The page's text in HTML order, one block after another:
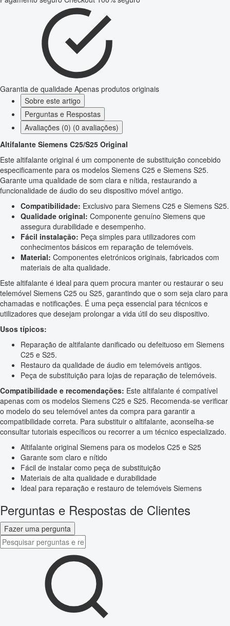
Garantia de qualidade Apenas produtos originais
Sobre este artigo
Perguntas e Respostas
Avaliações (0) (0 avaliações)
Altifalante Siemens C25/S25 Original
Este altifalante original é um componente de substituição concebido
especificamente para os modelos Siemens C25 e Siemens S25.
Garante uma qualidade de som clara e nítida, restaurando a
funcionalidade de áudio do seu dispositivo móvel antigo.
Compatibilidade: Exclusivo para Siemens C25 e Siemens S25.
Qualidade original: Componente genuíno Siemens que
assegura durabilidade e desempenho.
Fácil instalação: Peça simples para utilizadores com
conhecimentos básicos em reparação de telemóveis.
Material: Componentes eletrónicos originais, fabricados com
materiais de alta qualidade.
Este altifalante é ideal para quem procura manter ou restaurar o seu
telemóvel Siemens C25 ou S25, garantindo que o som seja claro para
chamadas e notificações. É uma peça essencial para técnicos e
utilizadores que desejam prolongar a vida útil do seu dispositivo.
Usos típicos:
Reparação de altifalante danificado ou defeituoso em Siemens
C25 e S25.
Restauro da qualidade de áudio em telemóveis antigos.
Peça de substituição para lojas de reparação de telemóveis.
Compatibilidade e recomendações: Este altifalante é compatível
apenas com os modelos Siemens C25 e S25. Recomenda-se verificar
o modelo do seu telemóvel antes da compra para garantir a
compatibilidade correta. Para substituir o altifalante, aconselha-se
consultar tutoriais específicos ou recorrer a um técnico especializado.
Altifalante original Siemens para os modelos C25 e S25
Garante som claro e nítido
Fácil de instalar como peça de substituição
Materiais de alta qualidade e durabilidade
Ideal para reparação e restauro de telemóveis Siemens
Perguntas e Respostas de Clientes
Fazer uma pergunta